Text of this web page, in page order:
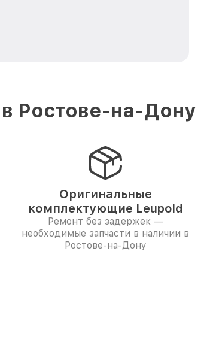
Ростове-на-Дону
Оригинальные
комплектующие Leupold
Ремонт без задержек —
необходимые запчасти в наличии в
Ростове-на-Дону